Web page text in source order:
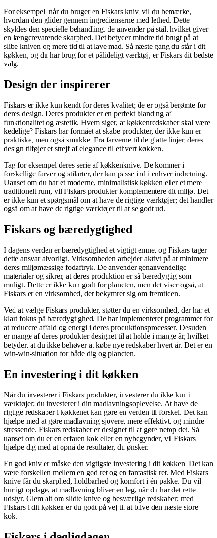
For eksempel, når du bruger en Fiskars kniv, vil du bemærke,
hvordan den glider gennem ingredienserne med lethed. Dette
skyldes den specielle behandling, de anvender på stål, hvilket giver
en længerevarende skarphed. Det betyder mindre tid brugt på at
slibe kniven og mere tid til at lave mad. Så næste gang du står i dit
køkken, og du har brug for et pålideligt værktøj, er Fiskars dit bedste
valg.
Design der inspirerer
Fiskars er ikke kun kendt for deres kvalitet; de er også berømte for
deres design. Deres produkter er en perfekt blanding af
funktionalitet og æstetik. Hvem siger, at køkkenredskaber skal være
kedelige? Fiskars har formået at skabe produkter, der ikke kun er
praktiske, men også smukke. Fra farverne til de glatte linjer, deres
design tilføjer et strejf af elegance til ethvert køkken.
Tag for eksempel deres serie af køkkenknive. De kommer i
forskellige farver og stilarter, der kan passe ind i enhver indretning.
Uanset om du har et moderne, minimalistisk køkken eller et mere
traditionelt rum, vil Fiskars produkter komplementere dit miljø. Det
er ikke kun et spørgsmål om at have de rigtige værktøjer; det handler
også om at have de rigtige værktøjer til at se godt ud.
Fiskars og bæredygtighed
I dagens verden er bæredygtighed et vigtigt emne, og Fiskars tager
dette ansvar alvorligt. Virksomheden arbejder aktivt på at minimere
deres miljømæssige fodaftryk. De anvender genanvendelige
materialer og sikrer, at deres produktion er så bæredygtig som
muligt. Dette er ikke kun godt for planeten, men det viser også, at
Fiskars er en virksomhed, der bekymrer sig om fremtiden.
Ved at vælge Fiskars produkter, støtter du en virksomhed, der har et
klart fokus på bæredygtighed. De har implementeret programmer for
at reducere affald og energi i deres produktionsprocesser. Desuden
er mange af deres produkter designet til at holde i mange år, hvilket
betyder, at du ikke behøver at købe nye redskaber hvert år. Det er en
win-win-situation for både dig og planeten.
En investering i dit køkken
Når du investerer i Fiskars produkter, investerer du ikke kun i
værktøjer; du investerer i din madlavningsoplevelse. At have de
rigtige redskaber i køkkenet kan gøre en verden til forskel. Det kan
hjælpe med at gøre madlavning sjovere, mere effektivt, og mindre
stressende. Fiskars redskaber er designet til at gøre netop det. Så
uanset om du er en erfaren kok eller en nybegynder, vil Fiskars
hjælpe dig med at opnå de resultater, du ønsker.
En god kniv er måske den vigtigste investering i dit køkken. Det kan
være forskellen mellem en god ret og en fantastisk ret. Med Fiskars
knive får du skarphed, holdbarhed og komfort i én pakke. Du vil
hurtigt opdage, at madlavning bliver en leg, når du har det rette
udstyr. Glem alt om slidte knive og besværlige redskaber; med
Fiskars i dit køkken er du godt på vej til at blive den næste store
kok.